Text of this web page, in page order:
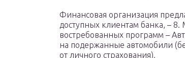
Финансовая организация
доступных клиентам банка, – 8.
востребованных программ –
на подержанные автомобили
от личного страхования).